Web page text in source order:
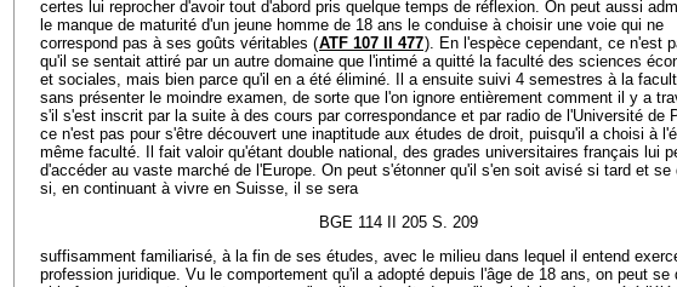
certes lui reprocher d'avoir tout d'abord pris quelque temps de réflexion. On peut aussi
le manque de maturité d'un jeune homme de 18 ans le conduise à choisir une voie qui ne
correspond pas à ses goûts véritables (ATF 107 II 477). En l'espèce cependant, ce n'est
qu'il se sentait attiré par un autre domaine que l'intimé a quitté la faculté des sciences
et sociales, mais bien parce qu'il en a été éliminé. Il a ensuite suivi 4 semestres à la
sans présenter le moindre examen, de sorte que l'on ignore entièrement comment il y a
s'il s'est inscrit par la suite à des cours par correspondance et par radio de l'Université de
ce n'est pas pour s'être découvert une inaptitude aux études de droit, puisqu'il a choisi à
même faculté. Il fait valoir qu'étant double national, des grades universitaires français lui
d'accéder au vaste marché de l'Europe. On peut s'étonner qu'il s'en soit avisé si tard et se
si, en continuant à vivre en Suisse, il se sera
BGE 114 II 205 S. 209
suffisamment familiarisé, à la fin de ses études, avec le milieu dans lequel il entend
profession juridique. Vu le comportement qu'il a adopté depuis l'âge de 18 ans, on peut se